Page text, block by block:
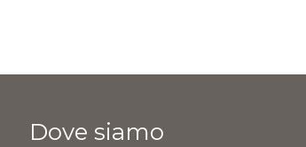
Dove siamo